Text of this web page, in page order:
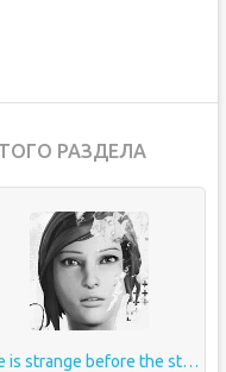
РАЗДЕЛА
Life is strange before the storm